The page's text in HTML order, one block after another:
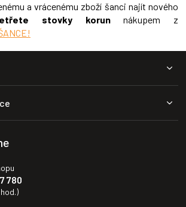
a vrácenému zboží šanci najít nového
stovky korun
nákupem z
780